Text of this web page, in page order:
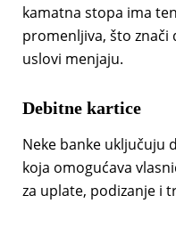
kamatna stopa ima
promenljiva, što znači
uslovi menjaju.
Debitne kartice
Neke banke uključuju
koja omogućava
za uplate, podizanje i